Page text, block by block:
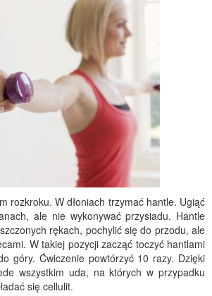
rozkroku. W dłoniach trzymać hantle. Ugiąć
ale nie wykonywać przysiadu. Hantle
rękach, pochylić się do przodu, ale
W takiej pozycji zacząć toczyć hantlami
góry. Ćwiczenie powtórzyć 10 razy. Dzięki
wszystkim uda, na których w przypadku
się cellulit.